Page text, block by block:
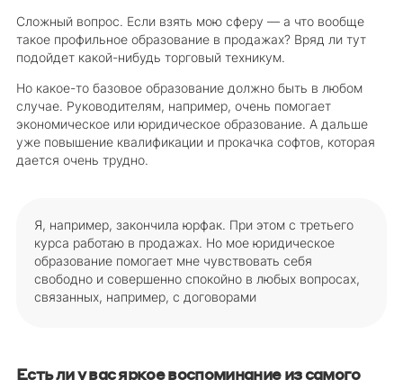
Сложный вопрос. Если взять мою сферу — а что вообще
такое профильное образование в продажах? Вряд ли тут
подойдет какой-нибудь торговый техникум.
Но какое-то базовое образование должно быть в любом
случае. Руководителям, например, очень помогает
экономическое или юридическое образование. А дальше
уже повышение квалификации и прокачка софтов, которая
дается очень трудно.
Я, например, закончила юрфак. При этом с третьего
курса работаю в продажах. Но мое юридическое
образование помогает мне чувствовать себя
свободно и совершенно спокойно в любых вопросах,
связанных, например, с договорами
Есть ли у вас яркое воспоминание из самого